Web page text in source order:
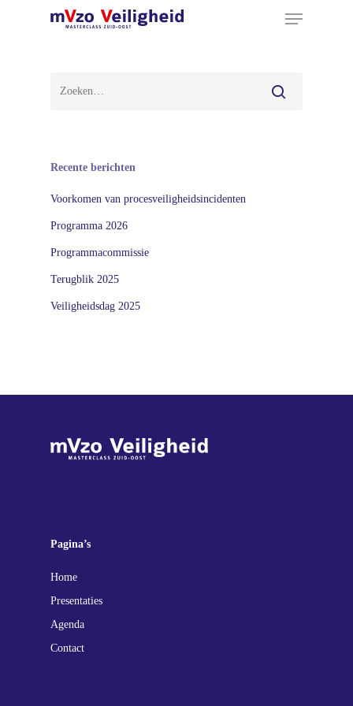
Menu
Recente berichten
Voorkomen van procesveiligheidsincidenten
Programma 2026
Programmacommissie
Terugblik 2025
Veiligheidsdag 2025
Pagina’s
Home
Presentaties
Agenda
Contact